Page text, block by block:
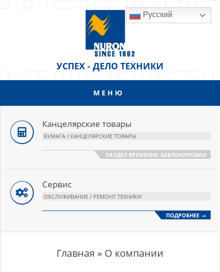
УСПЕХ - ДЕЛО ТЕХНИКИ
навигации
МЕНЮ
Канцелярские товары
БУМАГА / КАНЦЕЛЯРСКИЕ ТОВАРЫ
РАЗДЕЛ ВРЕМЕННО ЗАБЛОКИРОВАН
Сервис
ОБСЛУЖИВАНИЕ / РЕМОНТ ТЕХНИКИ
ПОДРОБНЕЕ →
Главная » О компании
Русский